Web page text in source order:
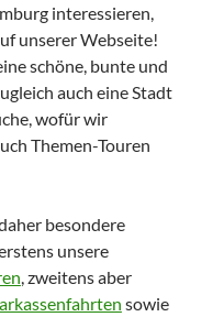
interessieren,
unserer Webseite!
schöne, bunte und
auch eine Stadt
wofür wir
Themen-Touren
besondere
unsere
, zweitens aber
sowie